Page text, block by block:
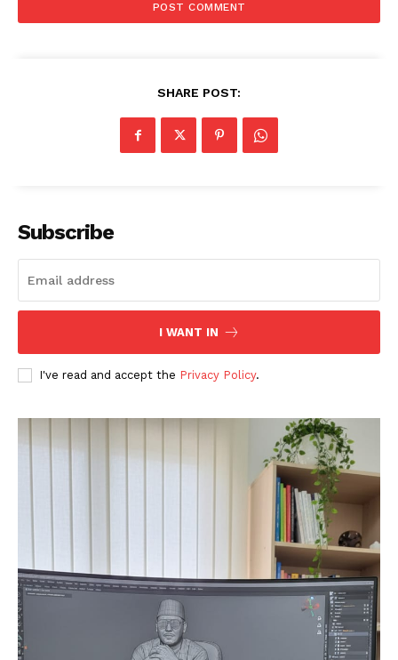
News Week
Magazine PRO
Company
SHARE POST:
Subscribe
I WANT IN
I've read and accept the Privacy Policy.